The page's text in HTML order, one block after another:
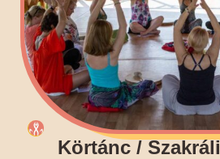
Körtánc /